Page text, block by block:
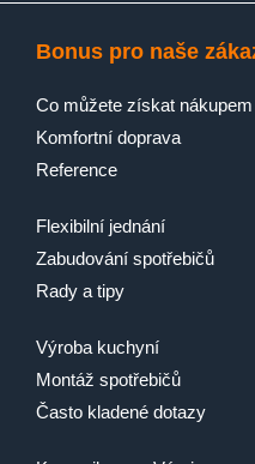
Bonus pro naše
Co můžete získat
Komfortní doprava
Reference
Flexibilní jednání
Zabudování spotřebičů
Rady a tipy
Výroba kuchyní
Montáž spotřebičů
Často kladené dotazy